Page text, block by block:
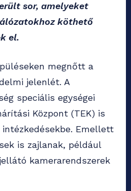
sor, amelyeket
köthető
el.
megnőtt a
jelenlét. A
speciális egységei
Központ (TEK) is
Emellett
is zajlanak, például
kamerarendszerek